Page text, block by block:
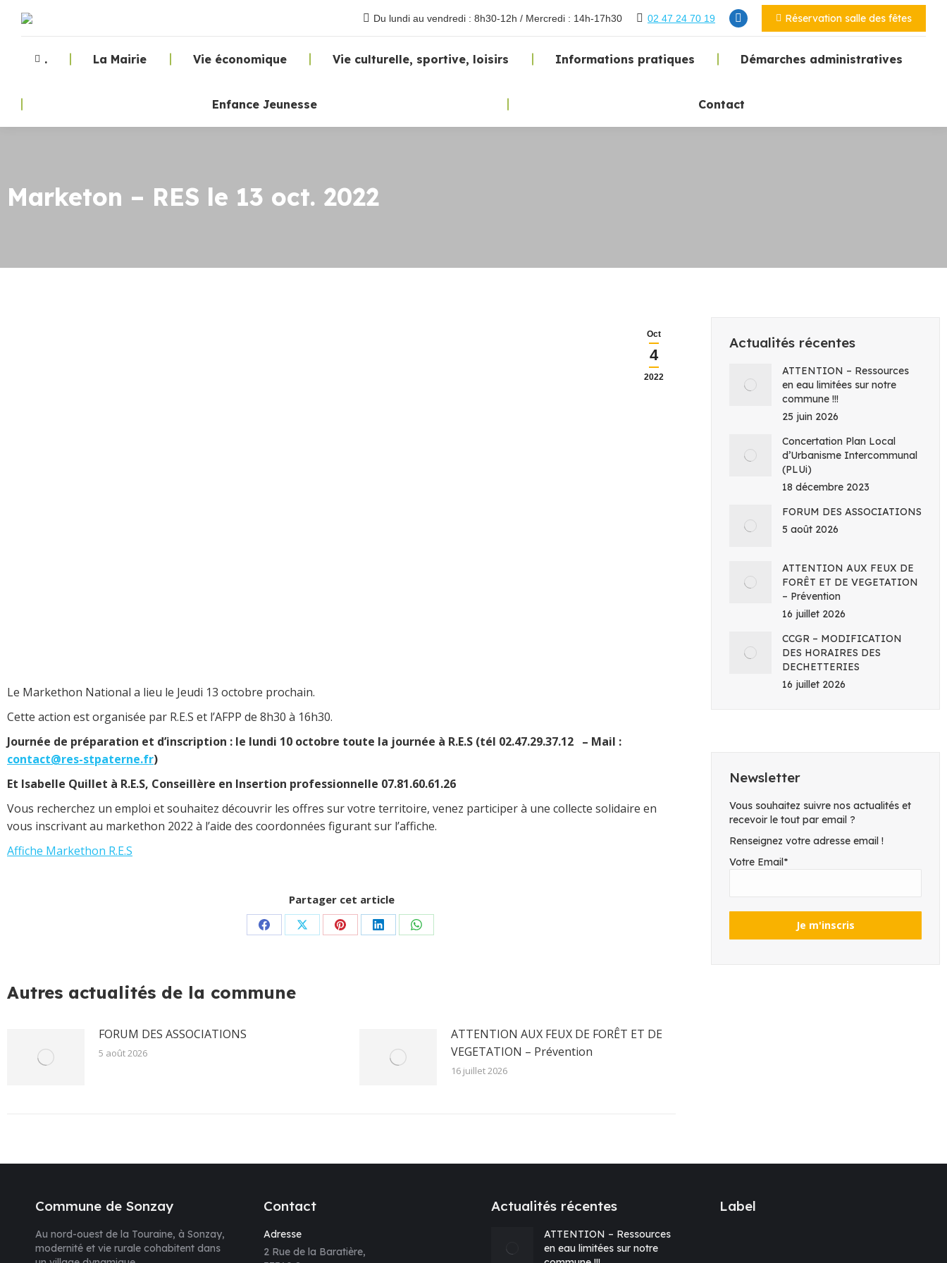
Du lundi au vendredi : 8h30-12h / Mercredi : 14h-17h30 02 47 24 70 19 Réservation salle des fêtes
. La Mairie Vie économique Vie culturelle, sportive, loisirs Informations pratiques Démarches administratives
Enfance Jeunesse Contact
Marketon – RES le 13 oct. 2022
Oct
4
2022
Le Markethon National a lieu le Jeudi 13 octobre prochain.
Cette action est organisée par R.E.S et l’AFPP de 8h30 à 16h30.
Journée de préparation et d’inscription : le lundi 10 octobre toute la journée à R.E.S (tél 02.47.29.37.12 – Mail :
contact@res-stpaterne.fr)
Et Isabelle Quillet à R.E.S, Conseillère en Insertion professionnelle 07.81.60.61.26
Vous recherchez un emploi et souhaitez découvrir les offres sur votre territoire, venez participer à une collecte solidaire en
vous inscrivant au markethon 2022 à l’aide des coordonnées figurant sur l’affiche.
Affiche Markethon R.E.S
Partager cet article
PartagerPartagerPartagerPartagerPartager
Autres actualités de la commune
FORUM DES ASSOCIATIONS
5 août 2026
ATTENTION AUX FEUX DE FORÊT ET DE
VEGETATION – Prévention
16 juillet 2026
Actualités récentes
ATTENTION – Ressources
en eau limitées sur notre
commune !!!
25 juin 2026
Concertation Plan Local
d’Urbanisme Intercommunal
(PLUi)
18 décembre 2023
FORUM DES ASSOCIATIONS
5 août 2026
ATTENTION AUX FEUX DE
FORÊT ET DE VEGETATION
– Prévention
16 juillet 2026
CCGR – MODIFICATION
DES HORAIRES DES
DECHETTERIES
16 juillet 2026
Newsletter
Vous souhaitez suivre nos actualités et
recevoir le tout par email ?
Renseignez votre adresse email !
Votre Email*
Commune de Sonzay
Au nord-ouest de la Touraine, à Sonzay,
modernité et vie rurale cohabitent dans
Contact
Adresse
2 Rue de la Baratière,
Actualités récentes
ATTENTION – Ressources
en eau limitées sur notre
Label